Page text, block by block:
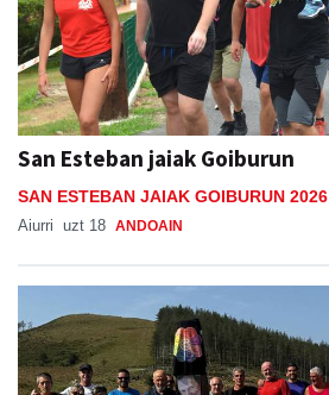
San Esteban jaiak Goiburun
SAN ESTEBAN JAIAK GOIBURUN 2026
Aiurri uzt 18 ANDOAIN